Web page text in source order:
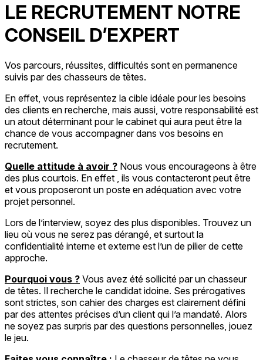
LE RECRUTEMENT NOTRE
CONSEIL D’EXPERT
Vos parcours, réussites, difficultés sont en permanence
suivis par des chasseurs de têtes.
En effet, vous représentez la cible idéale pour les besoins
des clients en recherche, mais aussi, votre responsabilité est
un atout déterminant pour le cabinet qui aura peut être la
chance de vous accompagner dans vos besoins en
recrutement.
Quelle attitude à avoir ? Nous vous encourageons à être
des plus courtois. En effet , ils vous contacteront peut être
et vous proposeront un poste en adéquation avec votre
projet personnel.
Lors de l’interview, soyez des plus disponibles. Trouvez un
lieu où vous ne serez pas dérangé, et surtout la
confidentialité interne et externe est l’un de pilier de cette
approche.
Pourquoi vous ? Vous avez été sollicité par un chasseur
de têtes. Il recherche le candidat idoine. Ses prérogatives
sont strictes, son cahier des charges est clairement défini
par des attentes précises d’un client qui l’a mandaté. Alors
ne soyez pas surpris par des questions personnelles, jouez
le jeu.